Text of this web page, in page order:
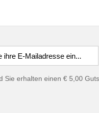
erhalten einen € 5,00